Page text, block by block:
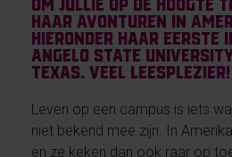
om jullie op de hoogte
haar avonturen in
hieronder haar eerste
Angelo State
Texas. Veel leesplezier!
Leven op een campus is iets
niet bekend mee zijn. In
en ze keken dan ook raar op